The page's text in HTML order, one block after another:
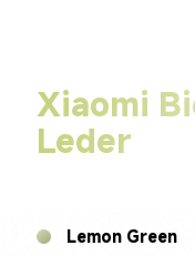
Xiaomi
Leder
Lemon Green